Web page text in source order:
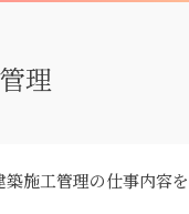
理
築施工管理の仕事内容